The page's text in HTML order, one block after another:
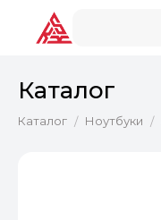
Каталог
Каталог / Ноутбуки /